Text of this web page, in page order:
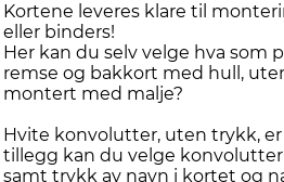
Kortene leveres klare til
eller binders!
Her kan du selv velge hva som
remse og bakkort med hull,
montert med malje?
Hvite konvolutter, uten trykk,
tillegg kan du velge
samt trykk av navn i kortet og